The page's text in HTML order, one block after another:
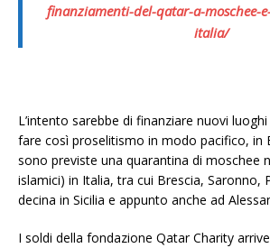
finanziamenti-del-qatar-a-moschee-
italia/
L’intento sarebbe di finanziare nuovi
fare così proselitismo in modo pacifico, in
sono previste una quarantina di moschee
islamici) in Italia, tra cui Brescia, Saronno,
decina in Sicilia e appunto anche ad
I soldi della fondazione Qatar Charity